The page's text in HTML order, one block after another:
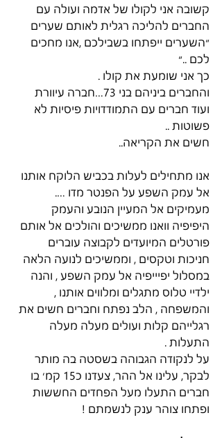
קשובה אני לקולו של אדמה ועולה עם
החברים להליכה רגלית לאותם שערים
״השערים ייפתחו בשבילכם ,אנו מחכים
לכם ..״
כך אני שומעת את קולו .
והחברים ביניהם בני 73…חברה עיוורת
ועוד חברים עם התמודדויות פיסיות לא
פשוטות ..
חשים את הקריאה..
אנו מתחילים לעלות בכביש הלוקח אותנו
אל עמק השפע על הפנטר מדו ….
מעמיקים אל המעיין הנובע והעמק
היפיפיה וואנו ממשיכים והולכים אל אותם
פורטלים המיועדים לקבוצה עוברים
חניכות וטקסים , וממשיכים לנועה הלאה
במסלול יפיייפיה אל עמק השפע , והנה
ילדיי טלוס מתגלים ומלווים אותנו ,
והמשפחה , הלב נפתח וחברים חשים את
רגלייהם קלות ועולים מעלה מעלה
התעלות .
על לנקודה הגבוהה בשסטה בה מותר
לבקר, עלינו אל ההר, צעדנו כ15 קמ׳ בו
חברים התעלו מעל הפחדים החששות
ופתחו צוהר ענק לנשמתם !